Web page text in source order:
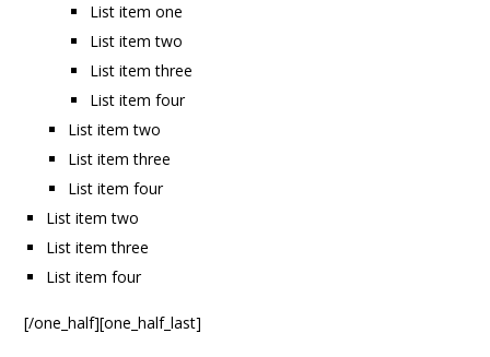
List item one
List item two
List item three
List item four
List item two
List item three
List item four
List item two
List item three
List item four
[/one_half][one_half_last]